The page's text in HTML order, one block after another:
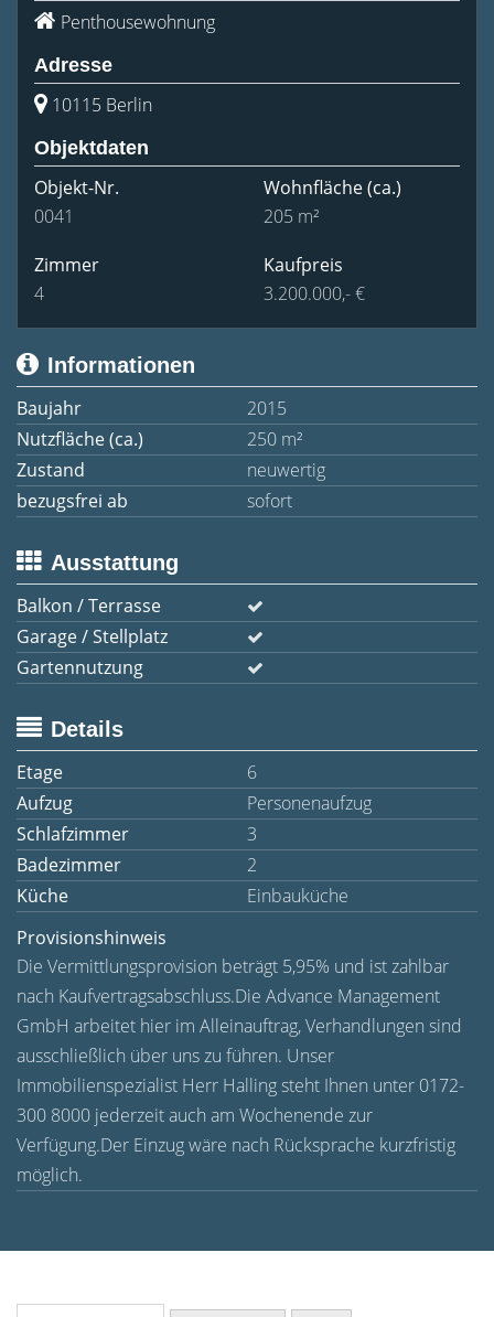
Penthousewohnung
Adresse
10115 Berlin
Objektdaten
Objekt-Nr.
0041
Wohnfläche(ca.)
205 m²
Zimmer
4
Kaufpreis
3.200.000,- €
Informationen
Baujahr
2015
Nutzfläche (ca.)
250 m²
Zustand
neuwertig
bezugsfrei ab
sofort
Ausstattung
Balkon / Terrasse
Garage / Stellplatz
Gartennutzung
Details
Etage
6
Aufzug
Personenaufzug
Schlafzimmer
3
Badezimmer
2
Küche
Einbauküche
Provisionshinweis
Die Vermittlungsprovision beträgt 5,95% und ist zahlbar
nach Kaufvertragsabschluss.Die Advance Management
GmbH arbeitet hier im Alleinauftrag, Verhandlungen sind
ausschließlich über uns zu führen. Unser
Immobilienspezialist Herr Halling steht Ihnen unter 0172-
300 8000 jederzeit auch am Wochenende zur
Verfügung.Der Einzug wäre nach Rücksprache kurzfristig
möglich.